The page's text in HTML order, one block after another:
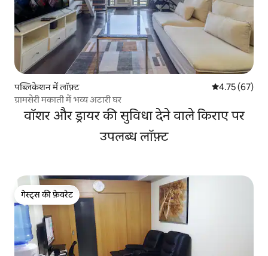
पब्लिकेशन में लॉफ़्ट औसत रेटिंग 5 में
4.75 (67)
ग्रामसेरी मकाती में भव्य अटारी घर
वॉशर और ड्रायर की सुविधा देने वाले किराए पर
उपलब्ध लॉफ़्ट
गेस्ट्स की फ़ेवरेट
गेस्ट्स की फ़ेवरेट